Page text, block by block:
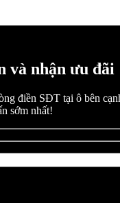
và nhận ưu đãi
điền SĐT tại ô bên
sớm nhất!